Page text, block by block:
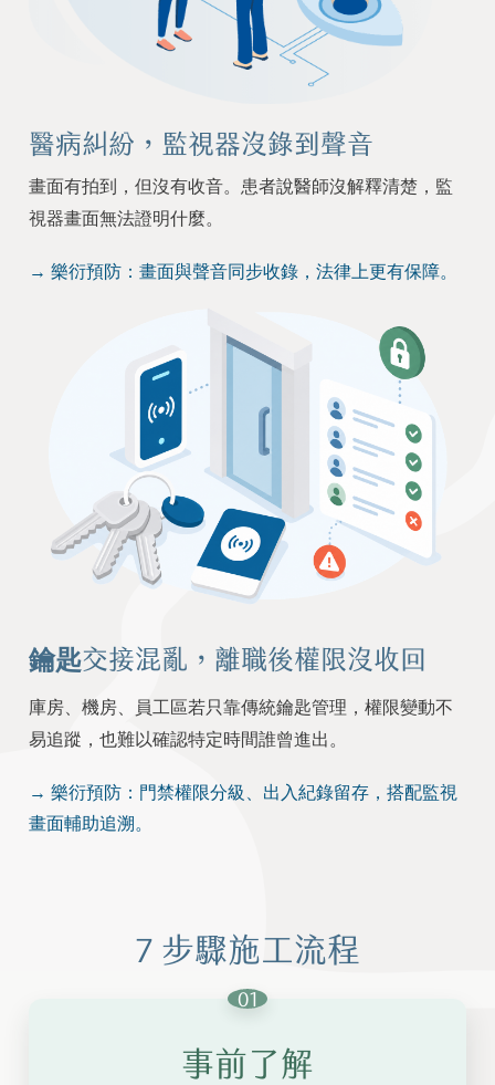
醫病糾紛，監視器沒錄到聲音
畫面有拍到，但沒有收音。患者說醫師沒解釋清楚，監
視器畫面無法證明什麼。
→ 樂衍預防：畫面與聲音同步收錄，法律上更有保障。
鑰匙交接混亂，離職後權限沒收回
庫房、機房、員工區若只靠傳統鑰匙管理，權限變動不
易追蹤，也難以確認特定時間誰曾進出。
→ 樂衍預防：門禁權限分級、出入紀錄留存，搭配監視
畫面輔助追溯。
7 步驟施工流程
01
事前了解